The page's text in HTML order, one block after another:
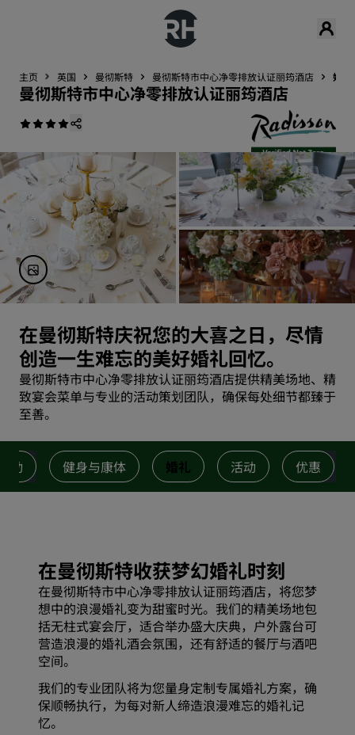
主页 英国 曼彻斯特 曼彻斯特市中心净零排放认证丽筠酒店 婚礼
曼彻斯特市中心净零排放认证丽筠酒店
在曼彻斯特庆祝您的大喜之日，尽情
创造一生难忘的美好婚礼回忆。
曼彻斯特市中心净零排放认证丽筠酒店提供精美场地、精
致宴会菜单与专业的活动策划团队，确保每处细节都臻于
至善。
动 健身与康体 婚礼 活动 优惠
在曼彻斯特收获梦幻婚礼时刻
在曼彻斯特市中心净零排放认证丽筠酒店，将您梦
想中的浪漫婚礼变为甜蜜时光。我们的精美场地包
括无柱式宴会厅，适合举办盛大庆典，户外露台可
营造浪漫的婚礼酒会氛围，还有舒适的餐厅与酒吧
空间。
我们的专业团队将为您量身定制专属婚礼方案，确
保顺畅执行，为每对新人缔造浪漫难忘的婚礼记
忆。